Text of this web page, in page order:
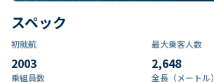
スペック
初就航
2003
最大乗客人数
2,648
乗組員数​ 全長（メートル）